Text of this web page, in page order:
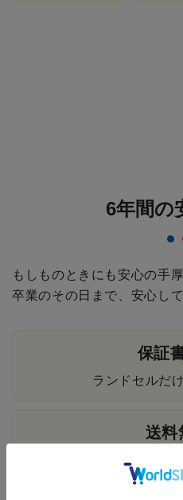
6年間の
もしものときにも安心の手
卒業のその日まで、安心し
保証
ランドセルだ
送料
修理にかかる往復